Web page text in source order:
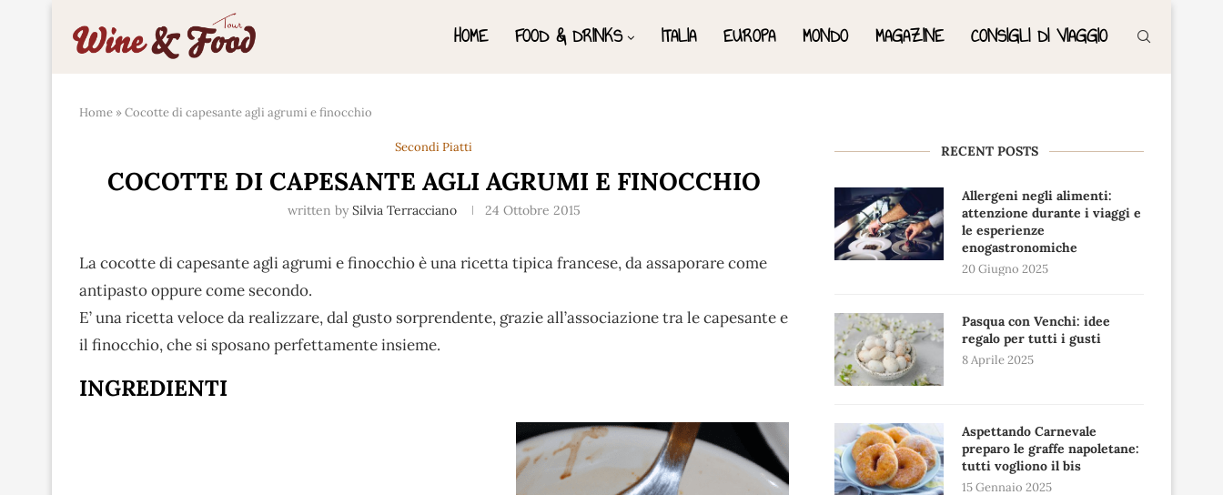
HOME FOOD & DRINKS ITALIA EUROPA MONDO MAGAZINE CONSIGLI DI VIAGGIO
Home »Cocotte di capesante agli agrumi e finocchio
Secondi Piatti
COCOTTE DI CAPESANTE AGLI AGRUMI E FINOCCHIO
written by Silvia Terracciano 24 Ottobre 2015
La cocotte di capesante agli agrumi e finocchio è una ricetta tipica francese, da assaporare come
antipasto oppure come secondo.
E’ una ricetta veloce da realizzare, dal gusto sorprendente, grazie all’associazione tra le capesante e
il finocchio, che si sposano perfettamente insieme.
INGREDIENTI
RECENT POSTS
Allergeni negli alimenti:
attenzione durante i viaggi e
le esperienze
enogastronomiche
20 Giugno 2025
Pasqua con Venchi: idee
regalo per tutti i gusti
8 Aprile 2025
Aspettando Carnevale
preparo le graffe napoletane:
tutti vogliono il bis
15 Gennaio 2025